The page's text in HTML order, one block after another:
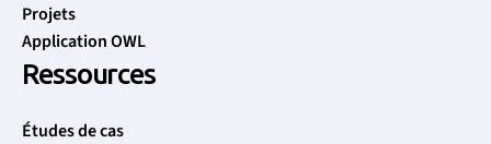
Projets
Application OWL
Ressources
Études de cas